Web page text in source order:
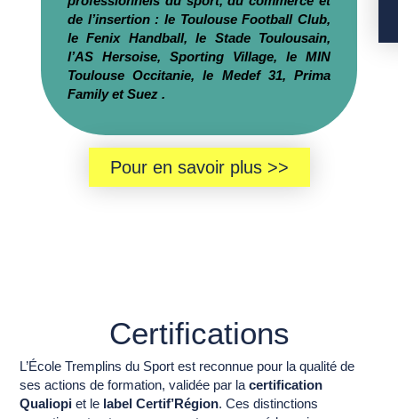
de l’insertion : le Toulouse Football Club,
le Fenix Handball, le Stade Toulousain,
l’AS Hersoise, Sporting Village, le MIN
Toulouse Occitanie, le Medef 31, Prima
Family et Suez .
Pour en savoir plus >>
Certifications
L’École Tremplins du Sport est reconnue pour la qualité de
ses actions de formation, validée par lacertification
Qualiopi et le label Certif’Région. Ces distinctions